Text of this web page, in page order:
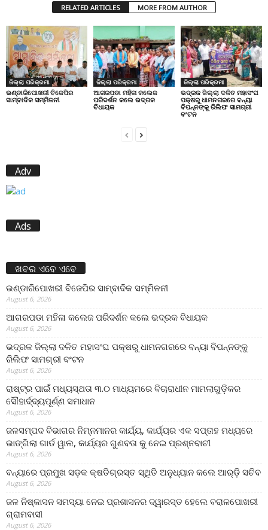
RELATED ARTICLES MORE FROM AUTHOR
ଜିଲ୍ଲା ପରିକ୍ରମା
ଭଣ୍ଡାରିପୋଖରୀ ବିଜେପିର
ସାମ୍ବାଦିକ ସମ୍ମିଳନୀ
ଜିଲ୍ଲା ପରିକ୍ରମା
ଆଗରପଡା ମହିଳା କଲେଜ
ପରିଦର୍ଶନ କଲେ ଭଦ୍ରକ
ବିଧାୟକ
ଜିଲ୍ଲା ପରିକ୍ରମା
ଭଦ୍ରକ ଜିଲ୍ଲା ଦଳିତ ମହାସଂଘ
ପକ୍ଷରୁ ଧାମନଗରରେ ବନ୍ୟା
ବିପନ୍ନଙ୍କୁ ରିଲିଫ ସାମଗ୍ରୀ
ବଂଟନ
Adv
Ads
ଖବର ଏବେ ଏବେ
ଭଣ୍ଡାରିପୋଖରୀ ବିଜେପିର ସାମ୍ବାଦିକ ସମ୍ମିଳନୀ
August 6, 2026
ଆଗରପଡା ମହିଳା କଲେଜ ପରିଦର୍ଶନ କଲେ ଭଦ୍ରକ ବିଧାୟକ
August 6, 2026
ଭଦ୍ରକ ଜିଲ୍ଲା ଦଳିତ ମହାସଂଘ ପକ୍ଷରୁ ଧାମନଗରରେ ବନ୍ୟା ବିପନ୍ନଙ୍କୁ
ରିଲିଫ ସାମଗ୍ରୀ ବଂଟନ
August 6, 2026
ରାଷ୍ଟ୍ର ପାଇଁ ମଧ୍ୟସ୍ଥତା ୩.୦ ମାଧ୍ୟମରେ ବିଚାରାଧୀନ ମାମଲାଗୁଡ଼ିକର
ସୌହାର୍ଦ୍ଦ୍ୟପୂର୍ଣ୍ଣ ସମାଧାନ
August 6, 2026
ଜଳସମ୍ପଦ ବିଭାଗର ନିମ୍ନମାନର କାର୍ଯ୍ୟ, କାର୍ଯ୍ୟର ଏକ ସପ୍ତାହ ମଧ୍ୟରେ
ଭାଙ୍ଗିଲା ଗାର୍ଡ ୱାଲ, କାର୍ଯ୍ୟର ଗୁଣବତା କୁ ନେଇ ପ୍ରଶ୍ନବାଚୀ
August 6, 2026
ବନ୍ୟାରେ ପ୍ରମୁଖ ସଡ଼କ କ୍ଷତିଗ୍ରସ୍ତ ସ୍ଥିତି ଅନୁଧ୍ୟାନ କଲେ ଆର୍‌ଡ଼ି ସଚିବ
August 6, 2026
ଜଳ ନିଷ୍କାସନ ସମସ୍ୟା ନେଇ ପ୍ରଶାସନର ଦ୍ୱାରସ୍ତ ହେଲେ ବରାଳପୋଖରୀ
ଗ୍ରାମବାସୀ
August 6, 2026